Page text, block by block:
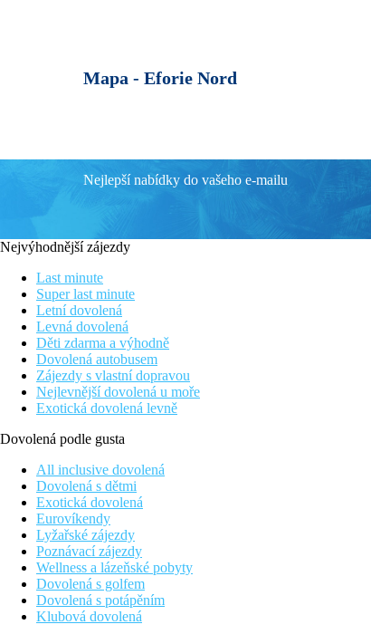
Mapa - Eforie Nord
Nejlepší nabídky do vašeho e-mailu
Nejvýhodnější zájezdy
Last minute
Super last minute
Letní dovolená
Levná dovolená
Děti zdarma a výhodně
Dovolená autobusem
Zájezdy s vlastní dopravou
Nejlevnější dovolená u moře
Exotická dovolená levně
Dovolená podle gusta
All inclusive dovolená
Dovolená s dětmi
Exotická dovolená
Eurovíkendy
Lyžařské zájezdy
Poznávací zájezdy
Wellness a lázeňské pobyty
Dovolená s golfem
Dovolená s potápěním
Klubová dovolená